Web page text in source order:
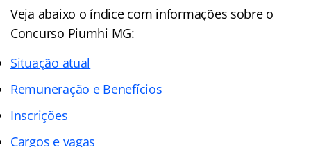
Veja abaixo o índicecom informações sobre o
Concurso Piumhi MG:
Situação atual
Remuneração e Benefícios
Inscrições
Cargos e vagas